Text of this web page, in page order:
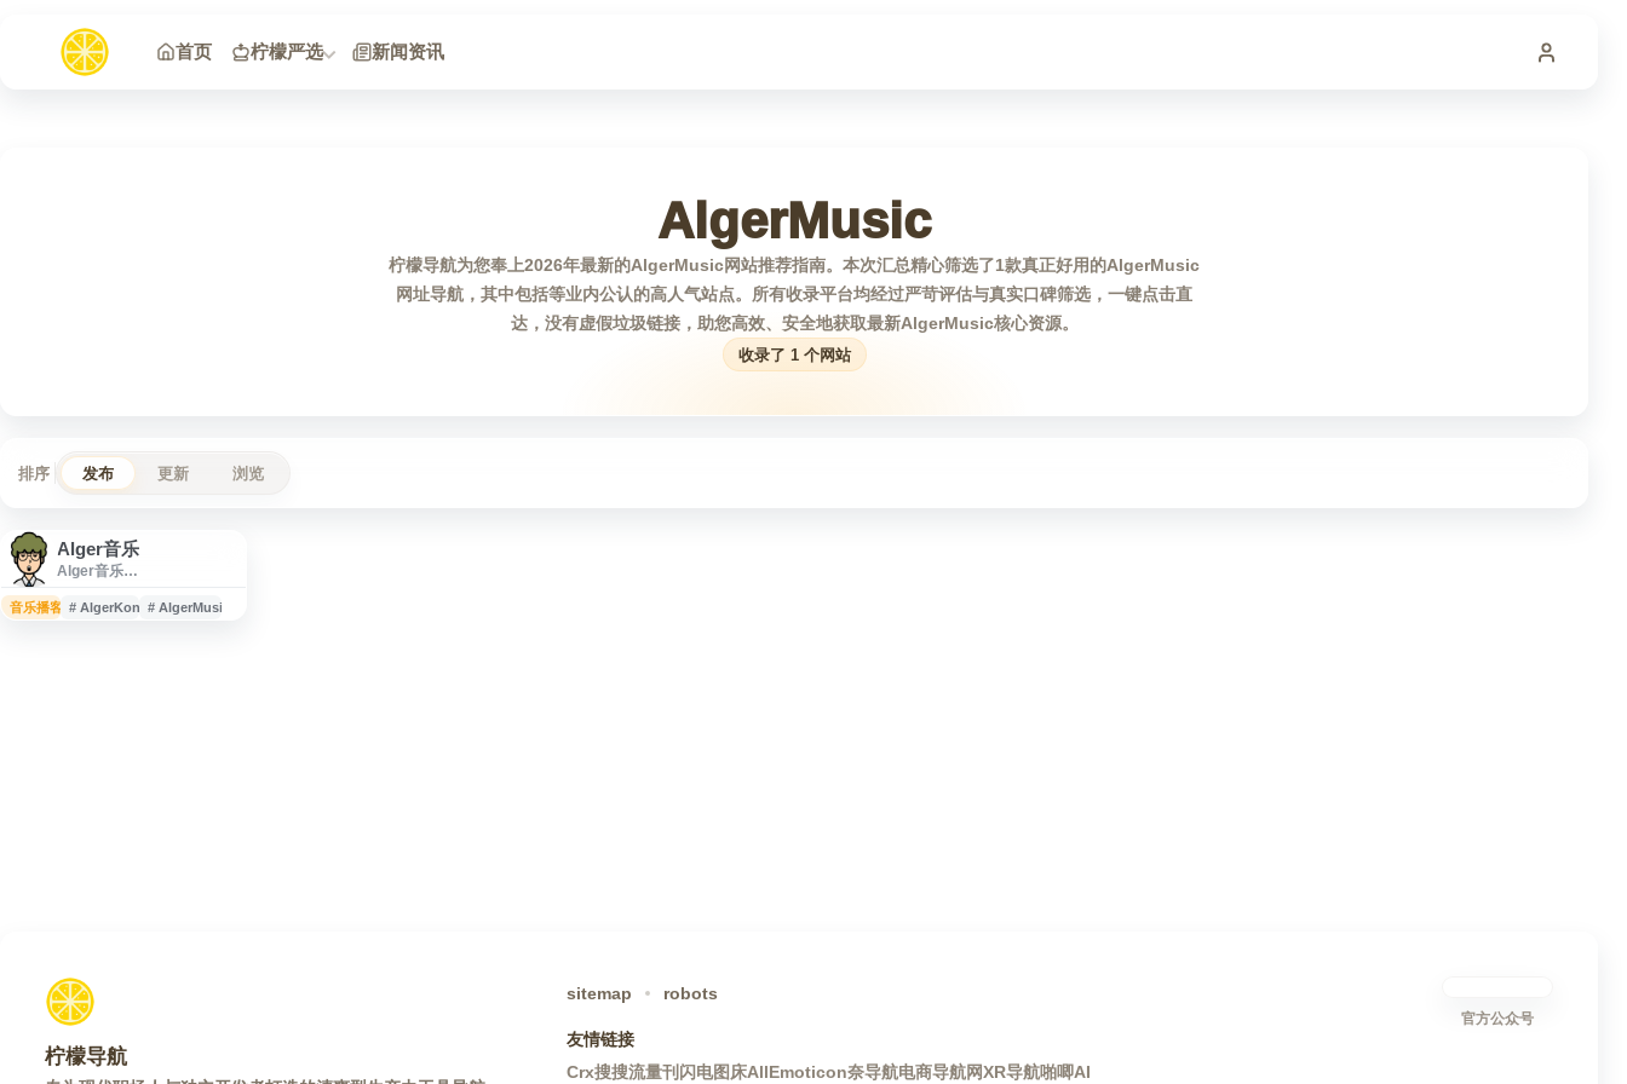
首页
柠檬严选 新闻资讯
AlgerMusic
柠檬导航为您奉上2026年最新的AlgerMusic网站推荐指南。本次汇总精心筛选了1款真正好用的AlgerMusic
网址导航，其中包括等业内公认的高人气站点。所有收录平台均经过严苛评估与真实口碑筛选，一键点击直
达，没有虚假垃圾链接，助您高效、安全地获取最新AlgerMusic核心资源。
收录了 1 个网站
排序 发布 更新 浏览
Alger音乐
Alger音乐
个在线音乐播放器网站，提
音乐播客 # AlgerKong# AlgerMusic
柠檬导航
sitemap robots
友情链接
Crx搜搜流量刊 闪电图床AllEmoticon奈导航电商导航网XR导航啪唧AI
官方公众号